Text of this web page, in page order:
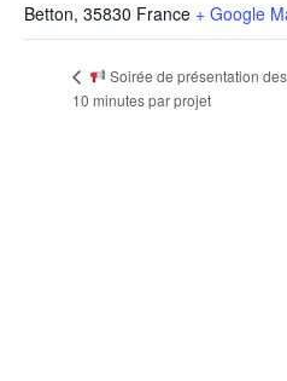
Betton, 35830 France + Google
Soirée de présentation
10 minutes par projet